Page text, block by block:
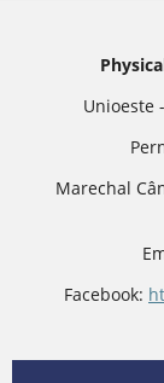
Unioeste
Marechal
Facebook: